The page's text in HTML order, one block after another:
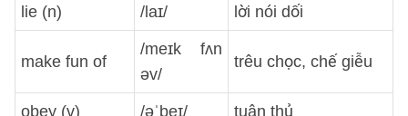
lie (n) /laɪ/ lời nói dối
make fun of
/meɪk fʌn
əv/
trêu chọc, chế giễu
obey (v) /əˈbeɪ/ tuân thủ